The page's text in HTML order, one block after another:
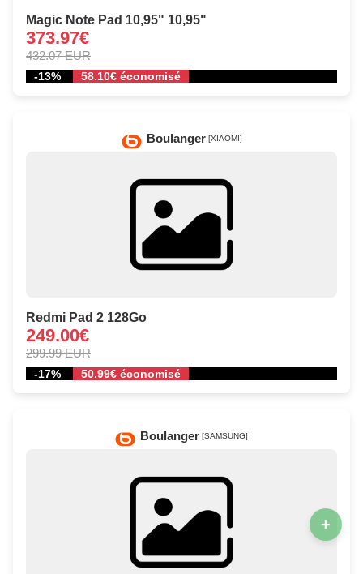
Magic Note Pad 10,95" 10,95"
373.97€
432.07 EUR
-13% 58.10€ économisé
Boulanger [XIAOMI]
Redmi Pad 2 128Go
249.00€
299.99 EUR
-17% 50.99€ économisé
Boulanger [SAMSUNG]
+